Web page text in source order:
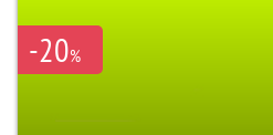
-20%